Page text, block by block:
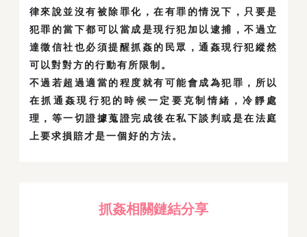
律來說並沒有被除罪化，在有罪的情況下，只要是
犯罪的當下都可以當成是現行犯加以逮捕，不過立
達徵信社也必須提醒抓姦的民眾，通姦現行犯縱然
可以對對方的行動有所限制。
不過若超過適當的程度就有可能會成為犯罪，所以
在抓通姦現行犯的時候一定要克制情緒，冷靜處
理，等一切證據蒐證完成後在私下談判或是在法庭
上要求損賠才是一個好的方法。
抓姦相關鏈結分享